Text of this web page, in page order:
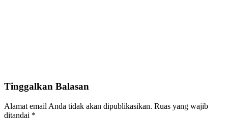
Tinggalkan Balasan
Alamat email Anda tidak akan dipublikasikan. Ruas yang wajib
ditandai *